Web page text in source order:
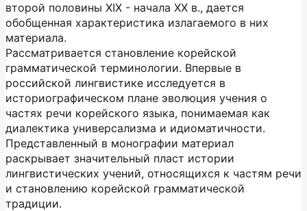
второй половины XIX - начала ХХ в., дается
обобщенная характеристика излагаемого в них
материала.
Рассматривается становление корейской
грамматической терминологии. Впервые в
российской лингвистике исследуется в
историографическом плане эволюция учения о
частях речи корейского языка, понимаемая как
диалектика универсализма и идиоматичности.
Представленный в монографии материал
раскрывает значительный пласт истории
лингвистических учений, относящихся к частям речи
и становлению корейской грамматической
традиции.